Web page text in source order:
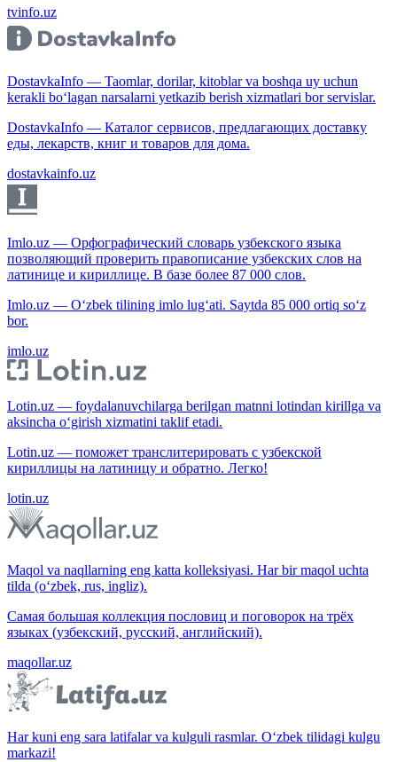
tvinfo.uz
DostavkaInfo — Taomlar, dorilar, kitoblar va boshqa uy uchun
kerakli bo‘lagan narsalarni yetkazib berish xizmatlari bor servislar.
DostavkaInfo — Каталог сервисов, предлагающих доставку
еды, лекарств, книг и товаров для дома.
dostavkainfo.uz
Imlo.uz — Орфографический словарь узбекского языка
позволяющий проверить правописание узбекских слов на
латинице и кириллице. В базе более 87 000 слов.
Imlo.uz — O‘zbek tilining imlo lug‘ati. Saytda 85 000 ortiq so‘z
bor.
imlo.uz
Lotin.uz — foydalanuvchilarga berilgan matnni lotindan kirillga va
aksincha o‘girish xizmatini taklif etadi.
Lotin.uz — поможет транслитерировать с узбекской
кириллицы на латиницу и обратно. Легко!
lotin.uz
Maqol va naqllarning eng katta kolleksiyasi. Har bir maqol uchta
tilda (o‘zbek, rus, ingliz).
Самая большая коллекция пословиц и поговорок на трёх
языках (узбекский, русский, английский).
maqollar.uz
Har kuni eng sara latifalar va kulguli rasmlar. O‘zbek tilidagi kulgu
markazi!